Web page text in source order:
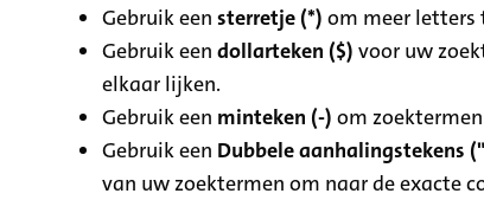
Gebruik eensterretje (*) om meer letters
Gebruik eendollarteken ($) voor uw
elkaar lijken.
Gebruik een minteken (-) om
Gebruik een Dubbele aanhalingstekens
van uw zoektermen om naar de exacte